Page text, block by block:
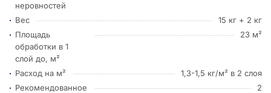
неровностей
Вес
15 кг + 2 кг
Площадь
обработки в 1
слой до, м²
23 м²
Расход на м²
1,3-1,5 кг/м² в 2 слоя
Рекомендованное
2